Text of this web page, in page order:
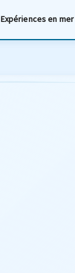
Expériences en mer